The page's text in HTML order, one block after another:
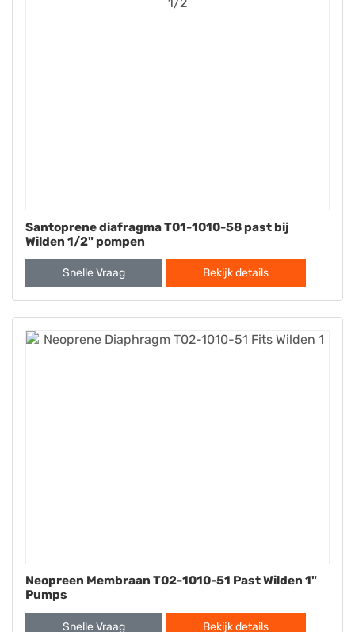
Santoprene diafragma T01-1010-58 past bij
Wilden 1/2" pompen
Snelle Vraag Bekijk details
Neopreen Membraan T02-1010-51 Past Wilden 1"
Pumps
Snelle Vraag Bekijk details